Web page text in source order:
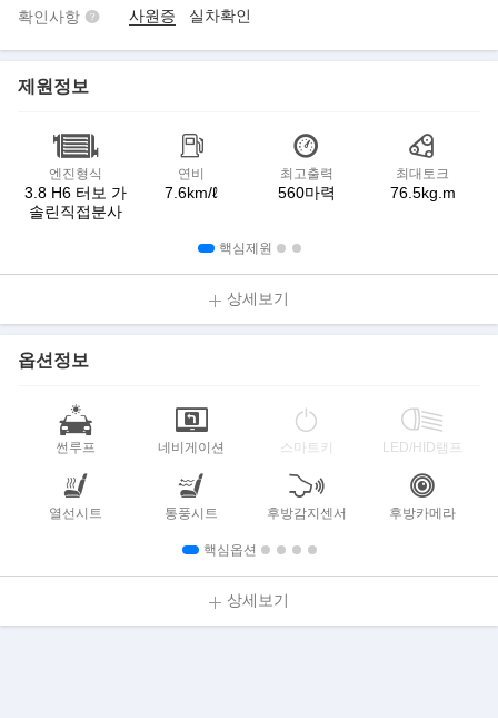
확인사항
사원증 실차확인
제원정보
엔진형식
3.8 H6 터보 가
솔린직접분사
연비
7.6km/ℓ
최고출력
560마력
최대토크
76.5kg.m
핵심제원
상세보기
옵션정보
썬루프 네비게이션 스마트키 LED/HID램프
열선시트 통풍시트 후방감지센서 후방카메라
핵심옵션
상세보기